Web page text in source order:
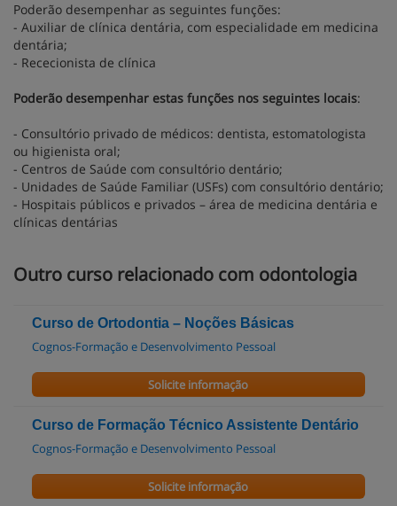
Poderão desempenhar as seguintes funções:
- Auxiliar de clínica dentária, com especialidade em medicina
dentária;
- Rececionista de clínica
Poderão desempenhar estas funções nos seguintes locais:
- Consultório privado de médicos: dentista, estomatologista
ou higienista oral;
- Centros de Saúde com consultório dentário;
- Unidades de Saúde Familiar (USFs) com consultório dentário;
- Hospitais públicos e privados – área de medicina dentária e
clínicas dentárias
Outro curso relacionado com odontologia
Curso de Ortodontia – Noções Básicas
Cognos-Formação e Desenvolvimento Pessoal
Solicite informação
Curso de Formação Técnico Assistente Dentário
Cognos-Formação e Desenvolvimento Pessoal
Solicite informação